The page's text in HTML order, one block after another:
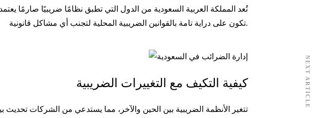
تُعد المملكة العربية السعودية من الدول التي تطبق نظامًا ضريبيًا صارمًا
تكون على دراية تامة بالقوانين الضريبية المحلية لتجنب أي مشاكل قانونية.
كيفية التكيف مع التغييرات الضريبية
تتغير الأنظمة الضريبية بين الحين والآخر، مما يستدعي من الشركات
NEXT ARTICLE